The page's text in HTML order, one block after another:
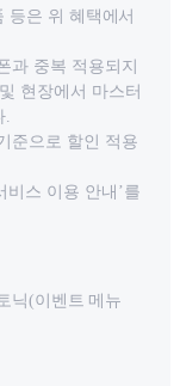
등은 위 혜택에서
과 중복 적용되지
현장에서 마스터
.
준으로 할인 적용
비스 이용 안내’를
닉(이벤트 메뉴